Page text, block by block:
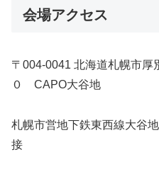
会場アクセス
〒004-0041 北海道札幌市厚
０ CAPO大谷地
札幌市営地下鉄東西線大谷
接